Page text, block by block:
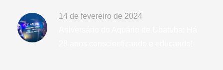
14 de fevereiro de 2024